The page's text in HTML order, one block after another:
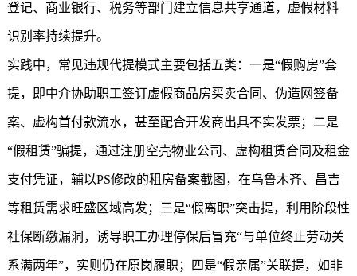
登记、商业银行、税务等部门建立信息共享通道，虚假材料
识别率持续提升。
实践中，常见违规代提模式主要包括五类：一是“假购房”套
提，即中介协助职工签订虚假商品房买卖合同、伪造网签备
案、虚构首付款流水，甚至配合开发商出具不实发票；二是
“假租赁”骗提，通过注册空壳物业公司、虚构租赁合同及租金
支付凭证，辅以PS修改的租房备案截图，在乌鲁木齐、昌吉
等租赁需求旺盛区域高发；三是“假离职”突击提，利用阶段性
社保断缴漏洞，诱导职工办理停保后冒充“与单位终止劳动关
系满两年”，实则仍在原岗履职；四是“假亲属”关联提，如非